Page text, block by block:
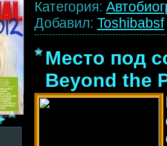
Категория:
Добавил: Toshibabsf
Место под
Beyond the